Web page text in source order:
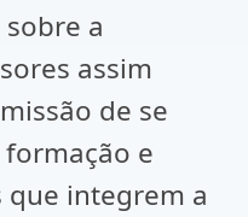
a
assim
de se
e
que integrem a